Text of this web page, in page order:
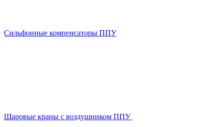
Сильфонные компенсаторы ППУ
Шаровые краны с воздушником ППУ